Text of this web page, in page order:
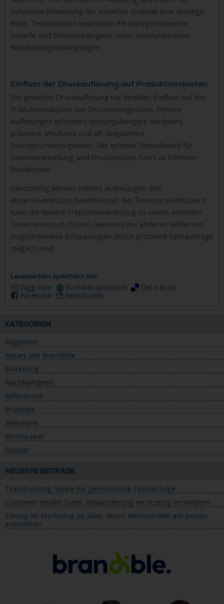
subjektive Bewertung der visuellen Qualität eine wichtige
Rolle. Testpersonen beurteilen die wahrgenommene
Schärfe und Detailwiedergabe unter standardisierten
Betrachtungsbedingungen.
Einfluss der Druckauflösung auf Produktionskosten
Die gewählte Druckauflösung hat direkten Einfluss auf die
Produktionskosten von Druckerzeugnissen. Höhere
Auflösungen erfordern leistungsfähigere Hardware,
präzisere Mechanik und oft langsamere
Druckgeschwindigkeiten. Der erhöhte Zeitaufwand für
Datenverarbeitung und Druckprozess führt zu höheren
Stückkosten.
Gleichzeitig können höhere Auflösungen den
Materialverbrauch beeinflussen. Bei Tintenstrahldruckern
kann die feinere Tröpfchenverteilung zu einem erhöhten
Tintenverbrauch führen, während bei anderen Verfahren
möglicherweise Einsparungen durch präzisere Farbaufträge
möglich sind.
Lesezeichen speichern bei:
Digg.com Stumbleupon.com
Del.icio.us
Facebook
Reddit.com
KATEGORIEN
Allgemein
Neues von Brandible
Marketing
Nachhaltigkeit
Referenzen
Produkte
Webinare
Whitepaper
Glossar
NEUESTE BEITRÄGE
Teambuilding-Spiele für gemeinsame Teamerfolge
Customer Health Score: Abwanderung rechtzeitig verhindern
Timing im Marketing ist alles: Wann Werbeartikel am besten
ankommen